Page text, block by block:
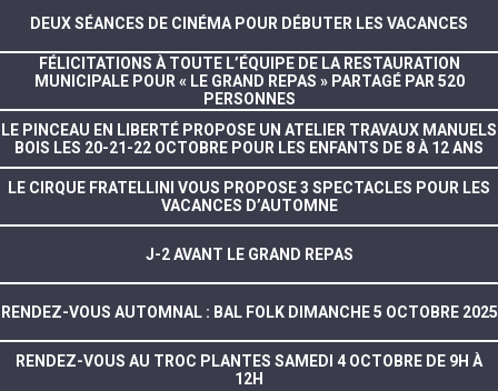
DEUX SÉANCES DE CINÉMA POUR DÉBUTER LES VACANCES
FÉLICITATIONS À TOUTE L’ÉQUIPE DE LA RESTAURATION
MUNICIPALE POUR « LE GRAND REPAS » PARTAGÉ PAR 520
PERSONNES
LE PINCEAU EN LIBERTÉ PROPOSE UN ATELIER TRAVAUX MANUELS
BOIS LES 20-21-22 OCTOBRE POUR LES ENFANTS DE 8 À 12 ANS
LE CIRQUE FRATELLINI VOUS PROPOSE 3 SPECTACLES POUR LES
VACANCES D’AUTOMNE
J-2 AVANT LE GRAND REPAS
RENDEZ-VOUS AUTOMNAL : BAL FOLK DIMANCHE 5 OCTOBRE 2025
RENDEZ-VOUS AU TROC PLANTES SAMEDI 4 OCTOBRE DE 9H À
12H